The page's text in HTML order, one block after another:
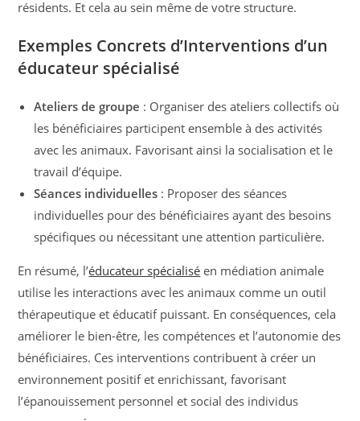
résidents. Et cela au sein même de votre structure.
Exemples Concrets d’Interventions d’un
éducateur spécialisé
Ateliers de groupe : Organiser des ateliers collectifs où
les bénéficiaires participent ensemble à des activités
avec les animaux. Favorisant ainsi la socialisation et le
travail d’équipe.
Séances individuelles : Proposer des séances
individuelles pour des bénéficiaires ayant des besoins
spécifiques ou nécessitant une attention particulière.
En résumé, l’éducateur spécialisé en médiation animale
utilise les interactions avec les animaux comme un outil
thérapeutique et éducatif puissant. En conséquences, cela
améliorer le bien-être, les compétences et l’autonomie des
bénéficiaires. Ces interventions contribuent à créer un
environnement positif et enrichissant, favorisant
l’épanouissement personnel et social des individus